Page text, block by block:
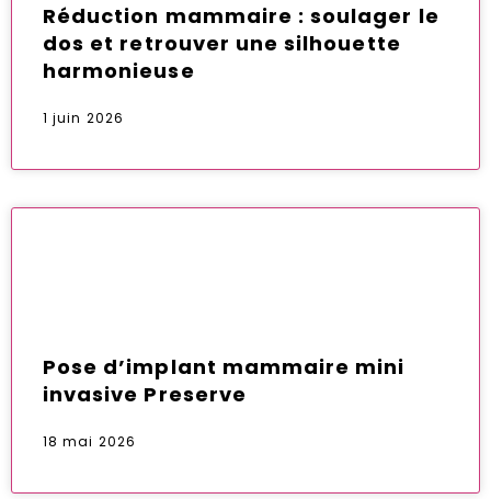
Réduction mammaire : soulager le
dos et retrouver une silhouette
harmonieuse
1 juin 2026
Pose d’implant mammaire mini
invasive Preserve
18 mai 2026